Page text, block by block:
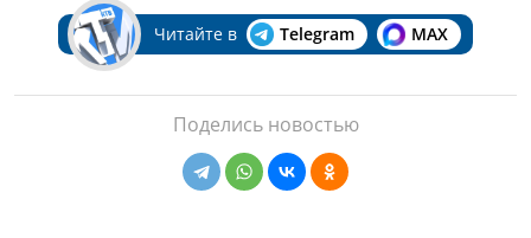
Читайте в Telegram MAX
Поделись новостью